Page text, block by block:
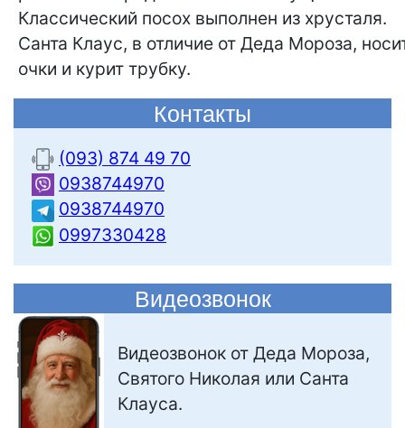
Классический посох выполнен из хрусталя.
Санта Клаус, в отличие от Деда Мороза,
очки и курит трубку.
Контакты
(093) 874 49 70
0938744970
0938744970
0997330428
Видеозвонок
Видеозвонок от Деда Мороза,
Святого Николая или Санта
Клауса.